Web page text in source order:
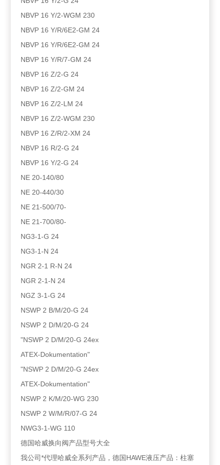
NBVP 16 Y/2-WGM 230
NBVP 16 Y/R/6E2-GM 24
NBVP 16 Y/R/6E2-GM 24
NBVP 16 Y/R/7-GM 24
NBVP 16 Z/2-G 24
NBVP 16 Z/2-GM 24
NBVP 16 Z/2-LM 24
NBVP 16 Z/2-WGM 230
NBVP 16 Z/R/2-XM 24
NBVP 16 R/2-G 24
NBVP 16 Y/2-G 24
NE 20-140/80
NE 20-440/30
NE 21-500/70-
NE 21-700/80-
NG3-1-G 24
NG3-1-N 24
NGR 2-1 R-N 24
NGR 2-1-N 24
NGZ 3-1-G 24
NSWP 2 B/M/20-G 24
NSWP 2 D/M/20-G 24
"NSWP 2 D/M/20-G 24ex
ATEX-Dokumentation"
"NSWP 2 D/M/20-G 24ex
ATEX-Dokumentation"
NSWP 2 K/M/20-WG 230
NSWP 2 W/M/R/07-G 24
NWG3-1-WG 110
德国哈威换向阀产品型号大全
我公司*代理哈威全系列产品，德国HAWE液压产品：柱塞